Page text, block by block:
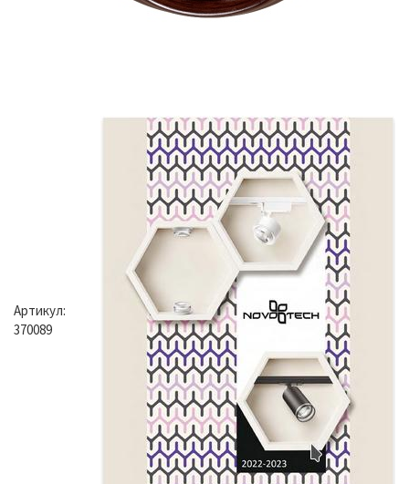
Артикул:
370089